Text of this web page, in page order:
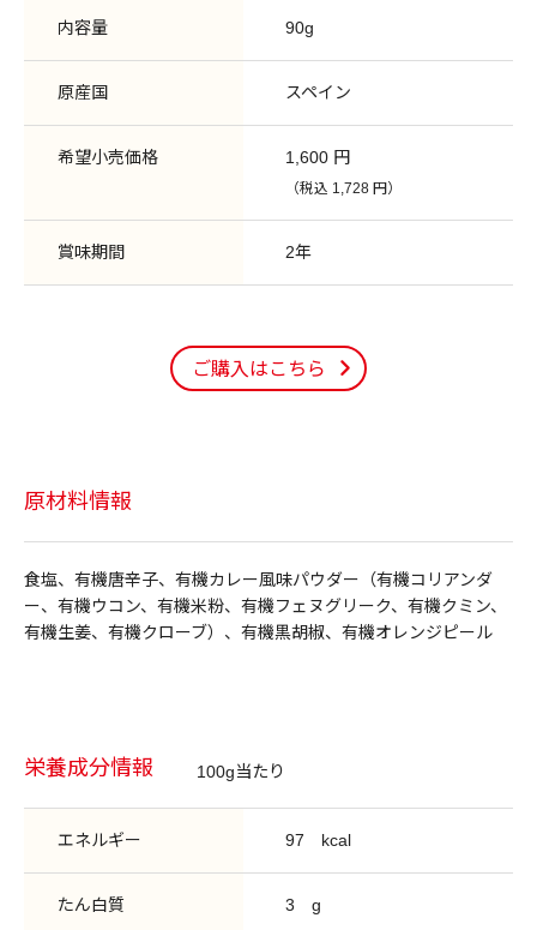
内容量 90g
原産国 スペイン
希望小売価格 1,600 円
（税込 1,728 円）
賞味期間 2年
ご購入はこちら
原材料情報
食塩、有機唐辛子、有機カレー風味パウダー（有機コリアンダ
ー、有機ウコン、有機米粉、有機フェヌグリーク、有機クミン、
有機生姜、有機クローブ）、有機黒胡椒、有機オレンジピール
栄養成分情報 100g当たり
エネルギー 97 kcal
たん白質 3 g